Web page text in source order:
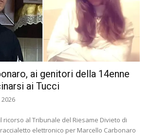
ai genitori della 14enne
ai Tucci
ricorso al Tribunale del Riesame Divieto di
elettronico per Marcello Carbonaro